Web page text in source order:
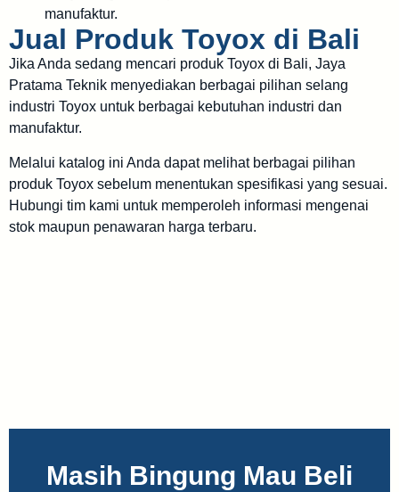
manufaktur.
Jual Produk Toyox di Bali
Jika Anda sedang mencari produk Toyox di Bali, Jaya
Pratama Teknik menyediakan berbagai pilihan selang
industri Toyox untuk berbagai kebutuhan industri dan
manufaktur.
Melalui katalog ini Anda dapat melihat berbagai pilihan
produk Toyox sebelum menentukan spesifikasi yang sesuai.
Hubungi tim kami untuk memperoleh informasi mengenai
stok maupun penawaran harga terbaru.
Masih Bingung Mau Beli